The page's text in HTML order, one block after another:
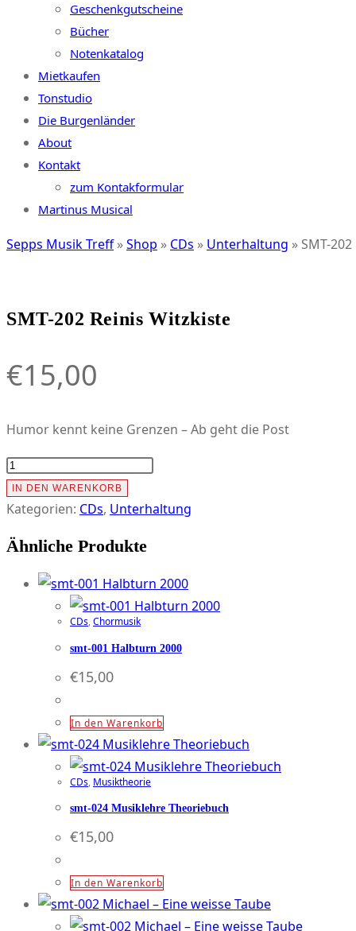
Geschenkgutscheine
Bücher
Notenkatalog
Mietkaufen
Tonstudio
Die Burgenländer
About
Kontakt
zum Kontakformular
Martinus Musical
Sepps Musik Treff»Shop » CDs » Unterhaltung » SMT-
SMT-202 Reinis Witzkiste
€15,00
Humor kennt keine Grenzen – Ab geht die Post
SMT-
202
Reinis
Menge
IN DEN WARENKORB
Kategorien: CDs, Unterhaltung
Ähnliche Produkte
CDs,Chormusik
smt-001 Halbturn 2000
€15,00
In den Warenkorb
CDs, Musiktheorie
smt-024 Musiklehre Theoriebuch
€15,00
In den Warenkorb